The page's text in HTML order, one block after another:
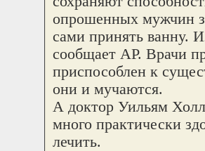
опрошенных мужчин
сами принять ванну.
сообщает АР. Врачи
приспособлен к
они и мучаются.
А доктор Уильям Холл
много практически
лечить.